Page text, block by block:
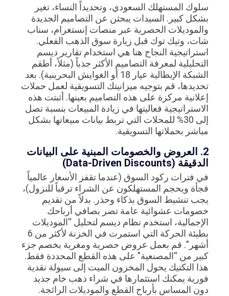
سلوك المستهلك السعودي، وتحديداً النساء، تغير
بشكل كبير. السيدات يبحثن عن التصاميم الجديدة
والموديلات الحصرية عبر منصات إنستغرام، سناب
شات، وتيك توك قبل زيارة سوق الذهب الفعلي.
استراتيجية النجاح هنا هي استخدام تقارير ديسم
التحليلية لمعرفة التصاميم الأكثر جذباً (مثلاً، أطقم
الشبكة الإيطالية عيار 18 أو الغوايش البحرينية). بعد
تحديدها، قم بتوجيه ميزانيتك التسويقية لعمل حملات
إعلانية مركزة على هذه التصاميم بعينها. أثبتت هذه
الاستراتيجية فعاليتها في زيادة المبيعات بنسبة تصل
إلى 30% للمحلات التي تربط بيانات مبيعاتها بشكل
مباشر بحملاتها التسويقية.
2. العروض والخصومات المبنية على البيانات
الدقيقة (Data-Driven Discounts)
في فترات ركود السوق (عندما تقفز الأسعار عالمياً
فجأة ويحجم المستهلكون عن الشراء ترقباً للنزول)،
يجب تنشيط السوق بذكاء وحذر. بدلاً من تقديم
خصومات عشوائية عامة تضر بصافي أرباحك
الإجمالية، استخدم نظام ديسم لتحليل “الموديلات
بطيئة الحركة التي استمرت في الخزنة لأكثر من 6
أشهر”. قم بعمل عروض حصرية ومغرية بخصم جزء
كبير من “المصنعية” على هذه القطع المحددة فقط.
هذا التكتيك يحول المخزون الميت إلى سيولة نقدية
فورية يمكنك استثمارها في شراء ذهب خام جديد
دون المساس بأرباح القطع والموديلات الرائجة.